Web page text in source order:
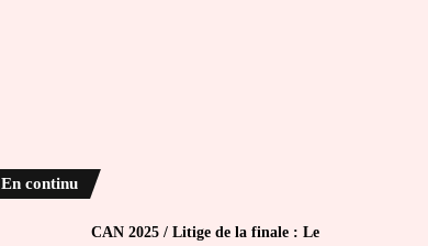
En continu
CAN 2025 / Litige de la finale : Le